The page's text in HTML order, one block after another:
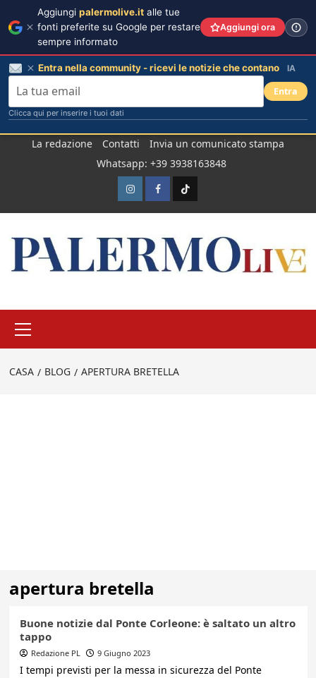
La redazione Contatti
Invia un comunicato stampa
Whatsapp: +39 3938163848
InstagramFacebook
TikTok
principale
CASA BLOG APERTURA BRETELLA
apertura bretella
Buone notizie dal Ponte Corleone: è saltato un altro
tappo
Redazione PL 9 Giugno 2023
I tempi previsti per la messa in sicurezza del Ponte
Aggiungi palermolive.it alle tue
fonti preferite su Google per restare
sempre informato
Aggiungi ora
Entra nella community - ricevi le notizie che contano IA
Entra
Clicca qui per inserire i tuoi dati